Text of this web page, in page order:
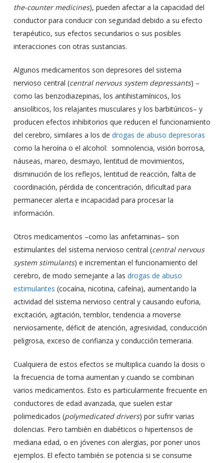
the-counter medicines), pueden afectar a la capacidad del
conductor para conducir con seguridad debido a su efecto
terapéutico, sus efectos secundarios o sus posibles
interacciones con otras sustancias.
Algunos medicamentos son depresores del sistema
nervioso central (central nervous system depressants) –
como las benzodiazepinas, los antihistamínicos, los
ansiolíticos, los relajantes musculares y los barbitúricos– y
producen efectos inhibitorios que reducen el funcionamiento
del cerebro, similares a los de drogas de abuso depresoras
como la heroína o el alcohol: somnolencia, visión borrosa,
náuseas, mareo, desmayo, lentitud de movimientos,
disminución de los reflejos, lentitud de reacción, falta de
coordinación, pérdida de concentración, dificultad para
permanecer alerta e incapacidad para procesar la
información.
Otros medicamentos –como las anfetaminas– son
estimulantes del sistema nervioso central (central nervous
system stimulants) e incrementan el funcionamiento del
cerebro, de modo semejante a las drogas de abuso
estimulantes (cocaína, nicotina, cafeína), aumentando la
actividad del sistema nervioso central y causando euforia,
excitación, agitación, temblor, tendencia a moverse
nerviosamente, déficit de atención, agresividad, conducción
peligrosa, exceso de confianza y conducción temeraria.
Cualquiera de estos efectos se multiplica cuando la dosis o
la frecuencia de toma aumentan y cuando se combinan
varios medicamentos. Esto es particularmente frecuente en
conductores de edad avanzada, que suelen estar
polimedicados (polymedicated drivers) por sufrir varias
dolencias. Pero también en diabéticos o hipertensos de
mediana edad, o en jóvenes con alergias, por poner unos
ejemplos. El efecto también se potencia si se consume